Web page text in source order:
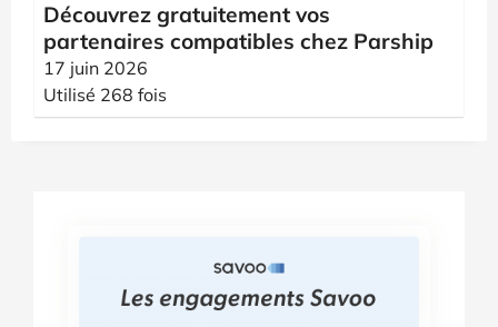
Découvrez gratuitement vos
partenaires compatibles chez Parship
17 juin 2026
Utilisé 268 fois